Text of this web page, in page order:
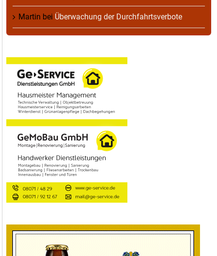
Martin bei Überwachung der Durchfahrtsverbote